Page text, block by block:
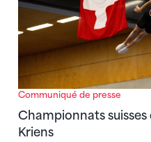
Communiqué de presse
Championnats
Kriens